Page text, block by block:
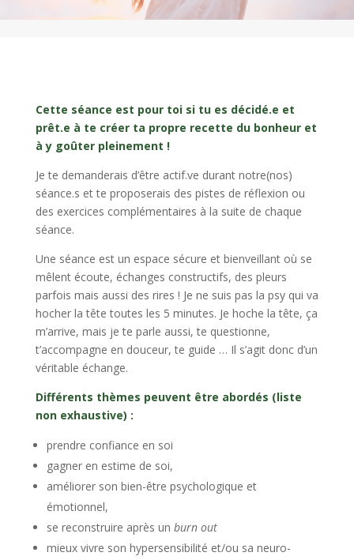
Cette séance est pour toi si tu es décidé.e et
prêt.e à te créer ta propre recette du bonheur et
à y goûter pleinement !
Je te demanderais d’être actif.ve durant notre(nos)
séance.s et te proposerais des pistes de réflexion ou
des exercices complémentaires à la suite de chaque
séance.
Une séance est un espace sécure et bienveillant où se
mêlent écoute, échanges constructifs, des pleurs
parfois mais aussi des rires ! Je ne suis pas la psy qui va
hocher la tête toutes les 5 minutes. Je hoche la tête, ça
m’arrive, mais je te parle aussi, te questionne,
t’accompagne en douceur, te guide … Il s’agit donc d’un
véritable échange.
Différents thèmes peuvent être abordés (liste
non exhaustive) :
prendre confiance en soi
gagner en estime de soi,
améliorer son bien-être psychologique et
émotionnel,
se reconstruire après un burn out
mieux vivre son hypersensibilité et/ou sa neuro-